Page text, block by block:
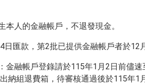
本人的金融帳戶，不退發現金。
日匯款，第2批已提供金融帳戶者於12
金融帳戶登錄請於115年1月2日前儘
納組退費箱，待審核通過後於115年1